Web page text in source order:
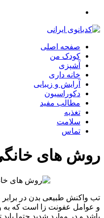
صفحه اصلی
کودک من
آشپزی
خانه داری
آرایش و زیبایی
دکوراسیون
مطالب مفید
تغذیه
سلامت
تماس
روش های
تب واکنش طبیعی بدن در برابر
و عوامل عفونت زا است که به
باشد و در موارد شدید حتما